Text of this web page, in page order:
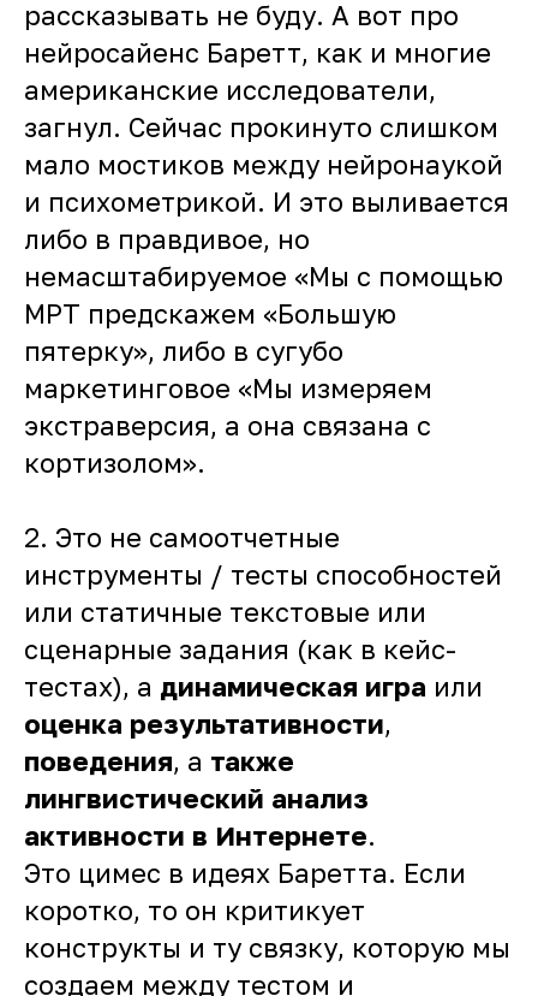
рассказывать не буду. А вот про
нейросайенс Баретт, как и многие
американские исследователи,
загнул. Сейчас прокинуто слишком
мало мостиков между нейронаукой
и психометрикой. И это выливается
либо в правдивое, но
немасштабируемое «Мы с помощью
МРТ предскажем «Большую
пятерку», либо в сугубо
маркетинговое «Мы измеряем
экстраверсия, а она связана с
кортизолом».
2. Это не самоотчетные
инструменты / тесты способностей
или статичные текстовые или
сценарные задания (как в кейс-
тестах), а динамическая игра или
оценка результативности,
поведения, а также
лингвистический анализ
активности в Интернете.
Это цимес в идеях Баретта. Если
коротко, то он критикует
конструкты и ту связку, которую мы
создаем между тестом и